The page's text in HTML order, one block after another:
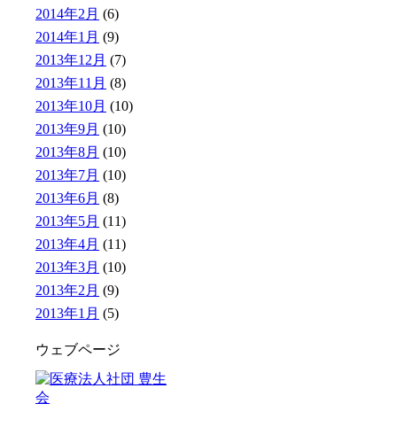
2014年2月 (6)
2014年1月 (9)
2013年12月 (7)
2013年11月 (8)
2013年10月 (10)
2013年9月 (10)
2013年8月 (10)
2013年7月 (10)
2013年6月 (8)
2013年5月 (11)
2013年4月 (11)
2013年3月 (10)
2013年2月 (9)
2013年1月 (5)
ウェブページ